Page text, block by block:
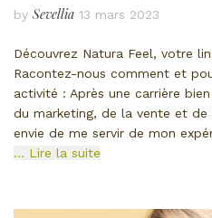
by Sevellia 13 mars 2023
Découvrez Natura Feel, votre
Racontez-nous comment et
activité : Après une carrière
du marketing, de la vente et de
envie de me servir de mon
… Lire la suite